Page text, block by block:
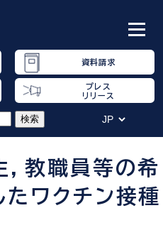
資料請求
プレス
リリース
教職員等の希
ワクチン接種